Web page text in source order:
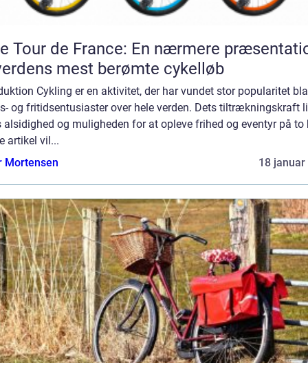
Tour de France: En nærmere
mest berømte cykelløb
Cykling er en aktivitet, der har vundet stor popularitet
og fritidsentusiaster over hele verden. Dets tiltrækningskraft
alsidighed og muligheden for at opleve frihed og eventyr på to
artikel vil...
Mortensen
18 januar